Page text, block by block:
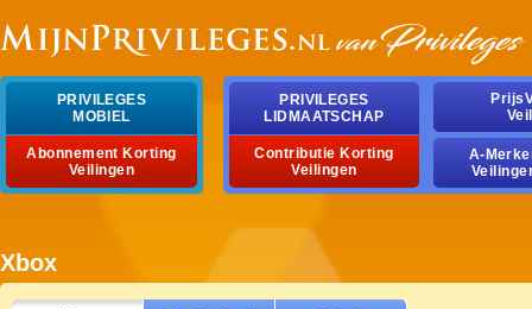
PRIVILEGES
MOBIEL
Abonnement Korting
Veilingen
PRIVILEGES
LIDMAATSCHAP
Contributie Korting
Veilingen
A-
Xbox